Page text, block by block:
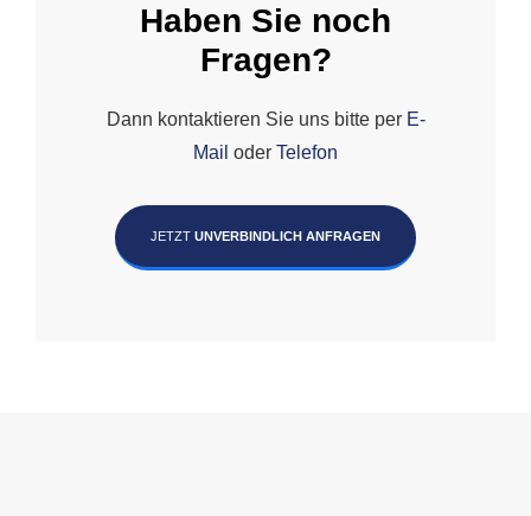
Haben Sie noch
Fragen?
Dann kontaktieren Sie uns bitte per E-
Mail oder Telefon
JETZT UNVERBINDLICH ANFRAGEN